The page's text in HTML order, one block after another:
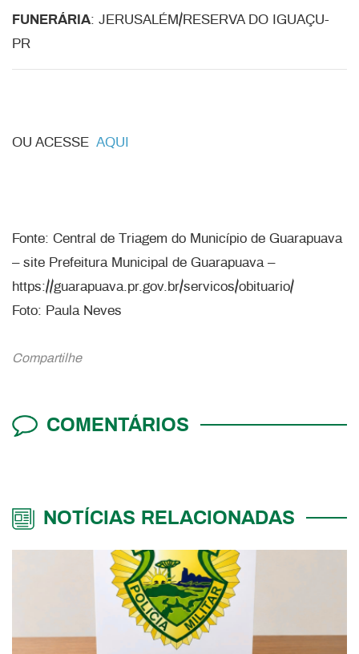
FUNERÁRIA: JERUSALÉM/RESERVA DO IGUAÇU-
PR
OU ACESSE AQUI
Fonte: Central de Triagem do Município de Guarapuava
– site Prefeitura Municipal de Guarapuava –
https://guarapuava.pr.gov.br/servicos/obituario/
Foto: Paula Neves
Compartilhe
COMENTÁRIOS
NOTÍCIAS RELACIONADAS